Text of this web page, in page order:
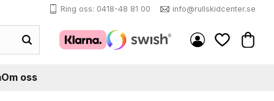
Ring oss: 0418-48 81 00 info@rullskidcenter.se
Om oss